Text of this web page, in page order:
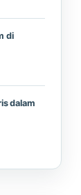
di
dalam